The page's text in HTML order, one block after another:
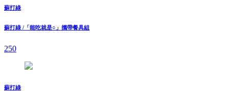
蘇打綠
蘇打綠 /「能吃就是○」攜帶餐具組
250
蘇打綠